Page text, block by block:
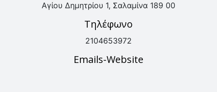
Αγίου Δημητρίου 1, Σαλαμίνα 189 00
Τηλέφωνο
2104653972
Emails-Website